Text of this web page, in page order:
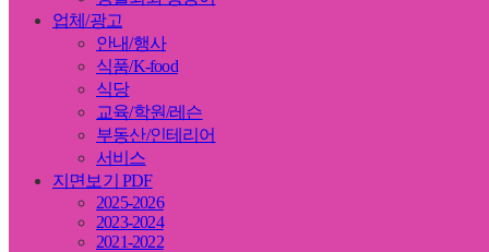
업체/광고
안내/행사
식품/K-food
식당
교육/학원/레슨
부동산/인테리어
서비스
지면보기 PDF
2025-2026
2023-2024
2021-2022